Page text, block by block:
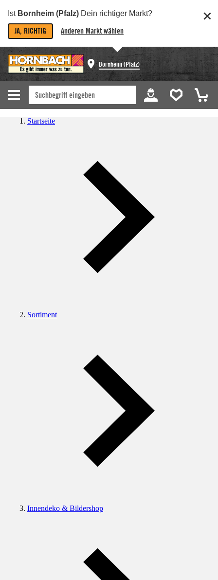
Ist Bornheim (Pfalz) Dein richtiger Markt?
JA, RICHTIG Anderen Markt wählen
Bornheim (Pfalz)
Startseite
Sortiment
Innendeko & Bildershop